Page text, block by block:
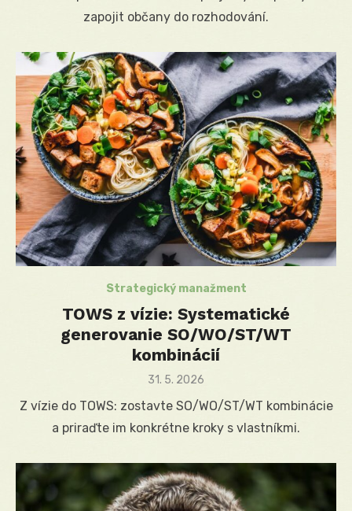
zapojit občany do rozhodování.
Strategický manažment
TOWS z vízie: Systematické
generovanie SO/WO/ST/WT
kombinácií
Posted
31. 5. 2026
Z vízie do TOWS: zostavte SO/WO/ST/WT kombinácie
a priraďte im konkrétne kroky s vlastníkmi.